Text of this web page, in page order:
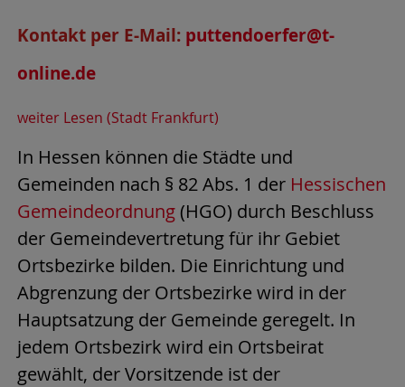
Kontakt per E-Mail: puttendoerfer@t-
online.de
weiter Lesen (Stadt Frankfurt)
In Hessen können die Städte und
Gemeinden nach § 82 Abs. 1 der Hessischen
Gemeindeordnung (HGO) durch Beschluss
der Gemeindevertretung für ihr Gebiet
Ortsbezirke bilden. Die Einrichtung und
Abgrenzung der Ortsbezirke wird in der
Hauptsatzung der Gemeinde geregelt. In
jedem Ortsbezirk wird ein Ortsbeirat
gewählt, der Vorsitzende ist der